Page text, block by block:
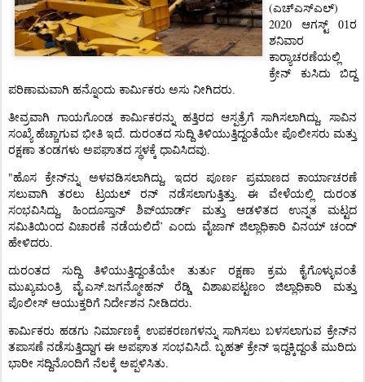
(ಎಚ್‌ಎಸ್‌ಎಲ್)
2020
ಆಗಸ್ಟ್ 01ರ
ಶನಿವಾರ
ಕಾರ್‍ಯಾಚರಣೆಯಲ್ಲಿ
ಕ್ರೇನ್
ಕುಸಿದು
ಬಿದ್ದ
ಪರಿಣಾಮವಾಗಿ ಹನ್ನೊಂದು ಕಾರ್ಮಿಕರು ಅಸು ನೀಗಿದರು.
ತೀವ್ರವಾಗಿ ಗಾಯಗೊಂಡ ಕಾರ್ಮಿಕರನ್ನು ಹತ್ತಿರದ ಆಸ್ಪತ್ರೆಗೆ ಸಾಗಿಸಲಾಗಿದ್ದು,ಸಾವಿನ
ಸಂಖ್ಯೆ ಹೆಚ್ಚಾಗುವ ಭೀತಿ ಇದೆ. ದುರಂತದ ಸುದ್ದಿ ತಿಳಿಯುತ್ತಿದ್ದಂತೆಯೇ ಪೊಲೀಸರು ಮತ್ತು
ರಕ್ಷಣಾ ತಂಡಗಳು ಅಪಘಾತದ ಸ್ಥಳಕ್ಕೆ ಧಾವಿಸಿದವು.
"ಹೊಸ ಕ್ರೇನ್‌ನ್ನು ಅಳವಡಿಸಲಾಗಿದ್ದು,ಇದರ ಪೂರ್ಣ ಪ್ರಮಾಣದ
ಕಾರ್ಯಾಚರಣೆ
ಸಲುವಾಗಿ
ತರಲು ಟ್ರಯಲ್ ರನ್ ನಡೆಸಲಾಗುತ್ತಿತ್ತು.ಈ ವೇಳೆಯಲ್ಲಿ
ದುರಂತ
ಸಂಭವಿಸಿದ್ದು,ಹಿಂದೂಸ್ತಾನ್ ಶಿಪ್‌ಯಾರ್ಡ್ ಮತ್ತು ಆಡಳಿತದ ಉನ್ನತ
ಮಟ್ಟದ
ಸಮಿತಿಯಿಂದ ವಿಚಾರಣೆ ನಡೆಯಲಿದೆ’ಎಂದು ವೈಜಾಗ್ ಜಿಲ್ಲಾಧಿಕಾರಿ ವಿನಯ್ ಚಂದ್
ಹೇಳಿದರು.
ದುರಂತದ ಸುದ್ದಿ ತಿಳಿಯುತ್ತಿದ್ದಂತೆಯೇ ತುರ್ತು ರಕ್ಷಣಾ ಕ್ರಮ
ಕೈಗೊಳ್ಳುವಂತೆ
ಮುಖ್ಯಮಂತ್ರಿ
ವೈ.ಎಸ್.ಜಗನ್ಮೋಹನ್ ರೆಡ್ಡಿ ವಿಶಾಖಪಟ್ಟಣಂ ಜಿಲ್ಲಾಧಿಕಾರಿ
ಮತ್ತು
ಪೊಲೀಸ್ ಆಯುಕ್ತರಿಗೆ ನಿರ್ದೇಶನ ನೀಡಿದರು.
ಕಾರ್ಮಿಕರು ಹಡಗು ನಿರ್ಮಾಣಕ್ಕೆ ಉಪಕರಣಗಳನ್ನು ಸಾಗಿಸಲು ಬಳಸಲಾಗುವ ಕ್ರೇನ್‌ನ
ತಪಾಸಣೆ ನಡೆಸುತ್ತಿದ್ದಾಗ ಈ ಅಪಘಾತ ಸಂಭವಿಸಿದೆ. ಬೃಹತ್ ಕ್ರೇನ್ ಇದ್ದಕ್ಕಿದ್ದಂತೆ ಮುರಿದು
ಭಾರೀ ಸದ್ದಿನೊಂದಿಗೆ ನೆಲಕ್ಕೆ ಅಪ್ಪಳಿಸಿತು.